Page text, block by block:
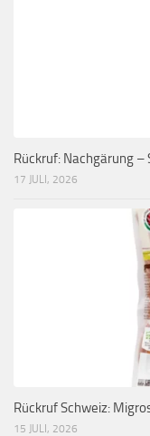
Rückruf: Nachgärung –
17 JULI, 2026
Rückruf Schweiz:
15 JULI, 2026